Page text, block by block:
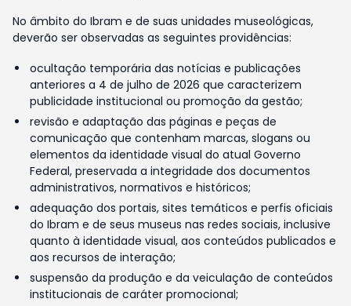
No âmbito do Ibram e de suas unidades museológicas,
deverão ser observadas as seguintes providências:
ocultação temporária das notícias e publicações
anteriores a 4 de julho de 2026 que caracterizem
publicidade institucional ou promoção da gestão;
revisão e adaptação das páginas e peças de
comunicação que contenham marcas, slogans ou
elementos da identidade visual do atual Governo
Federal, preservada a integridade dos documentos
administrativos, normativos e históricos;
adequação dos portais, sites temáticos e perfis oficiais
do Ibram e de seus museus nas redes sociais, inclusive
quanto à identidade visual, aos conteúdos publicados e
aos recursos de interação;
suspensão da produção e da veiculação de conteúdos
institucionais de caráter promocional;